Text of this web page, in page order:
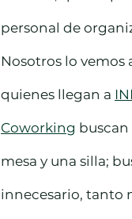
personal de
Nosotros lo vemos
quienes llegan a
Coworking buscan
mesa y una silla;
innecesario, tanto